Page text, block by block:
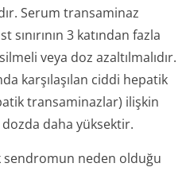
Serum transaminaz
3 katından fazla
veya doz azaltılmalıdır.
karşılaşılan ciddi hepatik
transaminazlar) ilişkin
dozda daha yüksektir.
neden olduğu